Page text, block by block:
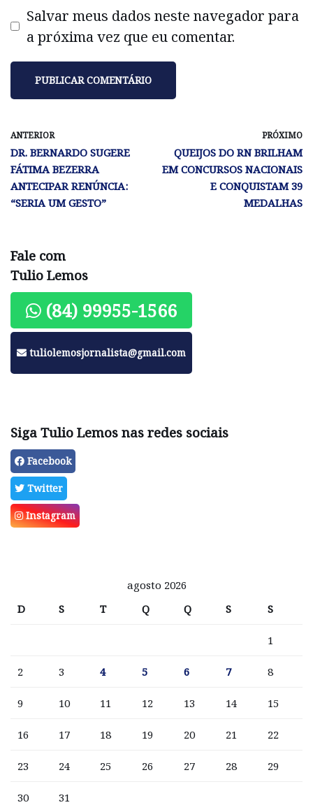
Salvar meus dados neste navegador para
a próxima vez que eu comentar.
ANTERIOR
DR. BERNARDO SUGERE
FÁTIMA BEZERRA
ANTECIPAR RENÚNCIA:
“SERIA UM GESTO”
PRÓXIMO
QUEIJOS DO RN BRILHAM
EM CONCURSOS NACIONAIS
E CONQUISTAM 39
MEDALHAS
Fale com
Tulio Lemos
(84) 99955-1566
tuliolemosjornalista@gmail.com
Siga Tulio Lemos nas redes sociais
Facebook
Twitter
Instagram
agosto 2026
D
S T Q Q S S
1
2 3 4 5 6 7 8
9 10 11 12 13 14 15
16 17 18 19 20 21 22
23 24 25 26 27 28 29
30 31